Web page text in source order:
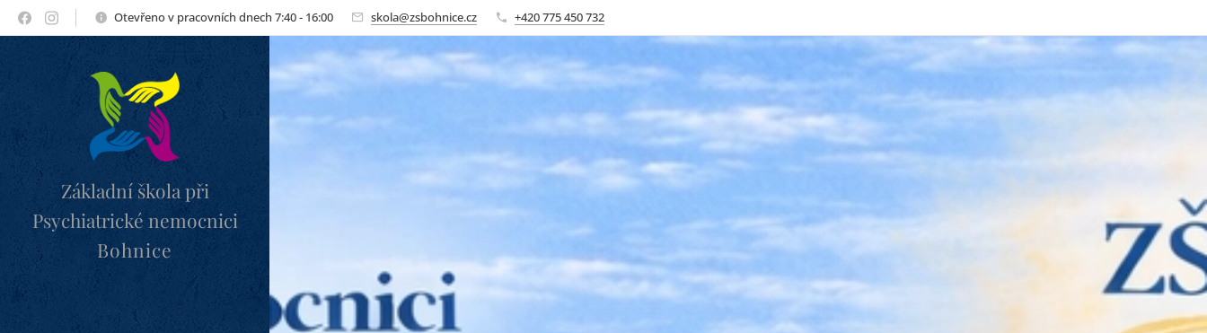
Otevřeno v pracovních dnech 7:40 - 16:00 skola@zsbohnice.cz +420 775 450 732
Základní škola při
Psychiatrické nemocnici
Bohnice